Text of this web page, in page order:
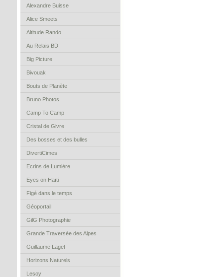
Alexandre Buisse
Alice Smeets
Altitude Rando
Au Relais BD
Big Picture
Bivouak
Bouts de Planète
Bruno Photos
Camp To Camp
Cristal de Givre
Des bosses et des bulles
DivertiCimes
Ecrins de Lumière
Eyes on Haïti
Figé dans le temps
Géoportail
GilG Photographie
Grande Traversée des Alpes
Guillaume Laget
Horizons Naturels
Lesoy